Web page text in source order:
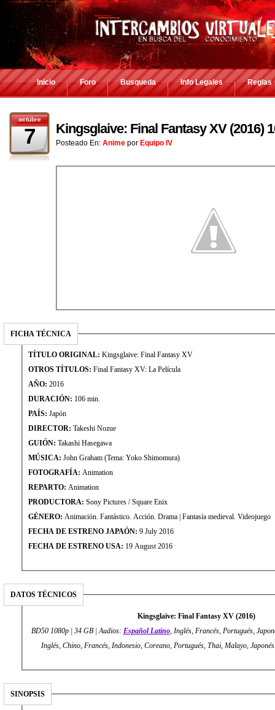
Inicio Foro Busqueda Info Legales Reglas
octubre
7 Kingsglaive: Final Fantasy XV (2016)
Posteado En: Anime por Equipo IV
FICHA TÉCNICA
TÍTULO ORIGINAL: Kingsglaive: Final Fantasy XV
OTROS TÍTULOS: Final Fantasy XV: La Película
AÑO: 2016
DURACIÓN: 106 min.
PAÍS: Japón
DIRECTOR: Takeshi Nozue
GUIÓN: Takashi Hasegawa
MÚSICA: John Graham (Tema: Yoko Shimomura)
FOTOGRAFÍA: Animation
REPARTO: Animation
PRODUCTORA: Sony Pictures / Square Enix
GÉNERO: Animación. Fantástico. Acción. Drama | Fantasía medieval. Videojuego
FECHA DE ESTRENO JAPAÓN: 9 July 2016
FECHA DE ESTRENO USA: 19 August 2016
DATOS TÉCNICOS
Kingsglaive: Final Fantasy XV (2016)
BD50 1080p | 34 GB | Audios: Español Latino, Inglés, Francés, Portugués,
Inglés, Chino, Francés, Indonesio, Coreano, Portugués, Thai, Malayo,
SINOPSIS